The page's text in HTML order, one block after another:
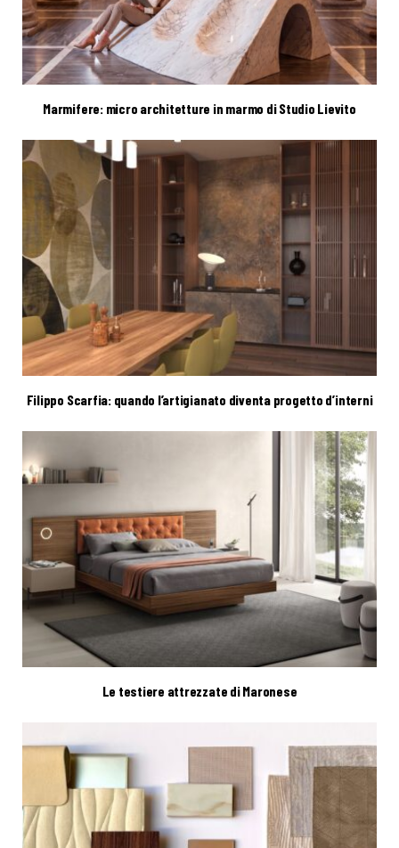
Marmifere: micro architetture in marmo di Studio Lievito
Filippo Scarfia: quando l’artigianato diventa progetto d’interni
Le testiere attrezzate di Maronese